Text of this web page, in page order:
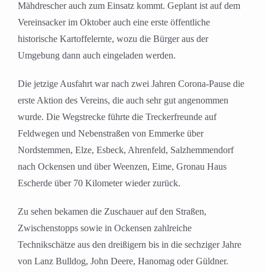
Mähdrescher auch zum Einsatz kommt. Geplant ist auf dem
Vereinsacker im Oktober auch eine erste öffentliche
historische Kartoffelernte, wozu die Bürger aus der
Umgebung dann auch eingeladen werden.
Die jetzige Ausfahrt war nach zwei Jahren Corona-Pause die
erste Aktion des Vereins, die auch sehr gut angenommen
wurde. Die Wegstrecke führte die Treckerfreunde auf
Feldwegen und Nebenstraßen von Emmerke über
Nordstemmen, Elze, Esbeck, Ahrenfeld, Salzhemmendorf
nach Ockensen und über Weenzen, Eime, Gronau Haus
Escherde über 70 Kilometer wieder zurück.
Zu sehen bekamen die Zuschauer auf den Straßen,
Zwischenstopps sowie in Ockensen zahlreiche
Technikschätze aus den dreißigern bis in die sechziger Jahre
von Lanz Bulldog, John Deere, Hanomag oder Güldner.